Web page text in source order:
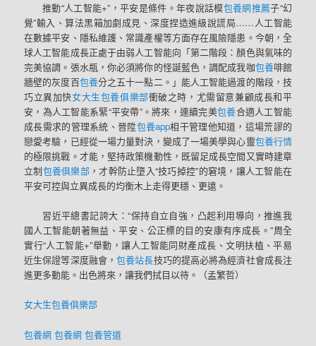
推動“人工智能+”，平安是條件。年夜說話模包養網推薦子“幻
覺”輸入、算法黑箱加劇成見、深度捏造進級說謊局……人工智能
在數據平安、隱私維護、常識產權等方面存在風險隱患。今朝，全
球人工智能成長正處于由弱人工智能向「第二階段：顏色與氣味的
完美協調。張水瓶，你必須將你的怪誕藍色，調配成我咖包養啡館
牆壁的灰度百包養分之五十一點二。」能人工智能過渡的階段，技
巧立異加快女大生包養俱樂部衝破之時，尤需留意兼顧成長和平
安，為人工智能系緊“平安帶”。將來，連續完美包養合適人工智能
成長需求的管理系統、晉陞包養app相干管理他知道，這場荒謬的
戀愛考驗，已經從一場力量對決，變成了一場美學與心靈包養行情
的極限挑戰。才能，堅持政策機動性，既留足成長空間又實時建章
立制包養俱樂部，才幹防止墮入“技巧掉控”的窘境，讓人工智能在
平安可控與立異成長的均衡木上走得更穩、更遠。
習近平總書記誇大：“保持自立自強，凸起利用導向，推進我
國人工智能朝著無益、平安、公正標的目的安康有序成長。”周全
實行“人工智能+”舉動，讓人工智能同財產成長、文明扶植、平易
近生保證等深度融會，包養站長技巧的提高必將為經濟社會成長注
進更多動能。出色將來，讓我們拭目以待。（孟繁哲）
女大生包養俱樂部
包養網 包養網 包養管道